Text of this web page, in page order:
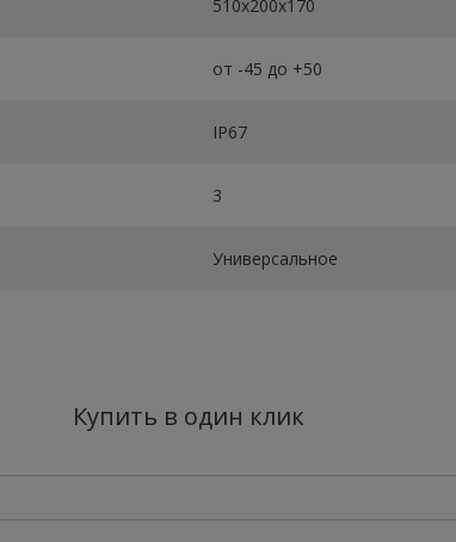
510х200х170
от -45 до +50
IP67
3
Универсальное
Купить в один клик